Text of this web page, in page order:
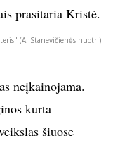
prasitaria Kristė.
(A. Stanevičienės nuotr.)
neįkainojama.
kurta
šiuose